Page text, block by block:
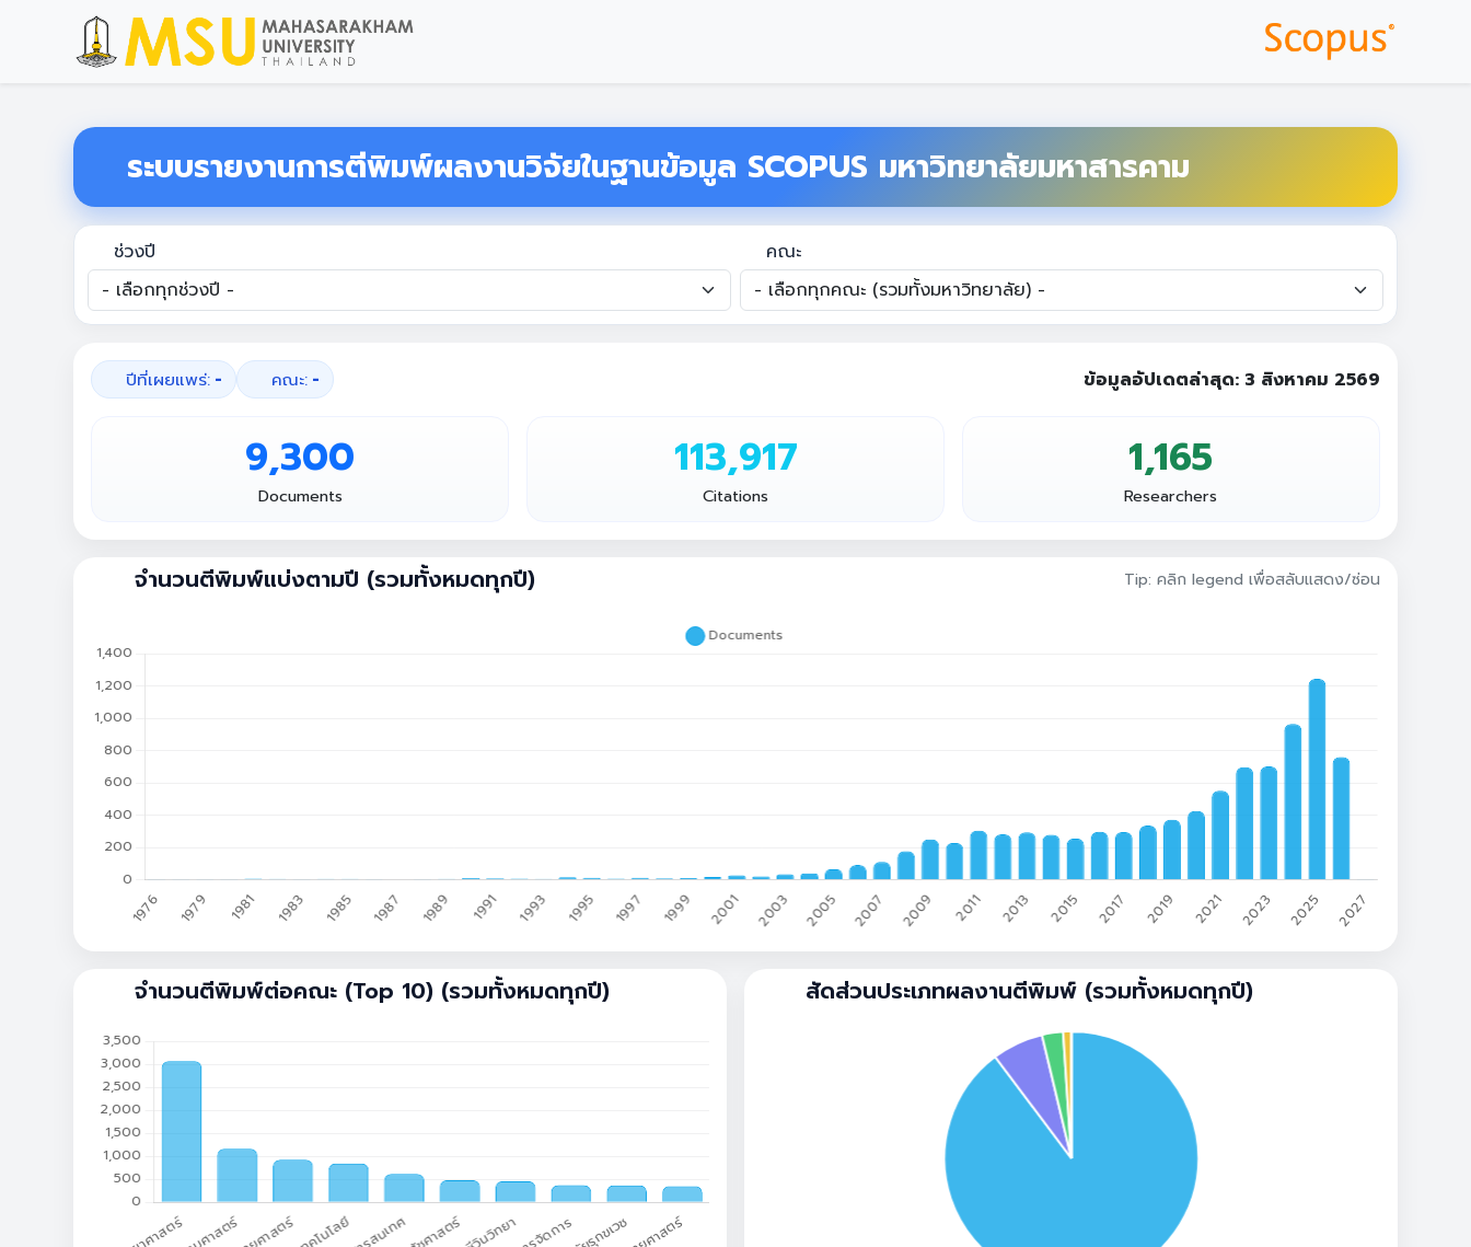
ระบบรายงานการตีพิมพ์ผลงานวิจัยในฐานข้อมูล SCOPUS มหาวิทยาลัยมหาสารคาม
ช่วงปี คณะ
ปีที่เผยแพร่: - คณะ: - ข้อมูลอัปเดตล่าสุด: 3 สิงหาคม 2569
9,300
Documents
113,917
Citations
1,165
Researchers
จำนวนตีพิมพ์แบ่งตามปี (รวมทั้งหมดทุกปี) Tip: คลิก legend เพื่อสลับแสดง/ซ่อน
กราฟแสดงจำนวนเอกสารและการอ้างอิงรายปี
จำนวนตีพิมพ์ต่อคณะ (Top 10) (รวมทั้งหมดทุกปี) สัดส่วนประเภทผลงานตีพิมพ์ (รวมทั้งหมดทุกปี)